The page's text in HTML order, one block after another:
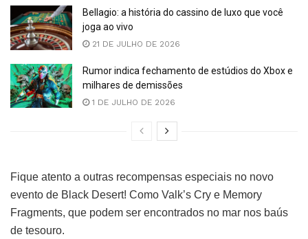
Bellagio: a história do cassino de luxo que você
joga ao vivo
21 DE JULHO DE 2026
Rumor indica fechamento de estúdios do Xbox e
milhares de demissões
1 DE JULHO DE 2026
Fique atento a outras recompensas especiais no novo
evento de Black Desert! Como Valk’s Cry e Memory
Fragments, que podem ser encontrados no mar nos baús
de tesouro.